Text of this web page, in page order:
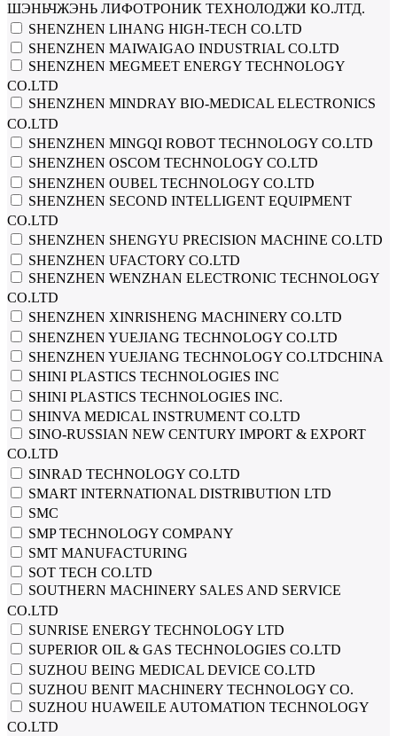
ШЭНЬЧЖЭНЬ ЛИФОТРОНИК ТЕХНОЛОДЖИ КО.ЛТД.
SHENZHEN LIHANG HIGH-TECH CO.LTD
SHENZHEN MAIWAIGAO INDUSTRIAL CO.LTD
SHENZHEN MEGMEET ENERGY TECHNOLOGY
CO.LTD
SHENZHEN MINDRAY BIO-MEDICAL ELECTRONICS
CO.LTD
SHENZHEN MINGQI ROBOT TECHNOLOGY CO.LTD
SHENZHEN OSCOM TECHNOLOGY CO.LTD
SHENZHEN OUBEL TECHNOLOGY CO.LTD
SHENZHEN SECOND INTELLIGENT EQUIPMENT
CO.LTD
SHENZHEN SHENGYU PRECISION MACHINE CO.LTD
SHENZHEN UFACTORY CO.LTD
SHENZHEN WENZHAN ELECTRONIC TECHNOLOGY
CO.LTD
SHENZHEN XINRISHENG MACHINERY CO.LTD
SHENZHEN YUEJIANG TECHNOLOGY CO.LTD
SHENZHEN YUEJIANG TECHNOLOGY CO.LTDCHINA
SHINI PLASTICS TECHNOLOGIES INC
SHINI PLASTICS TECHNOLOGIES INC.
SHINVA MEDICAL INSTRUMENT CO.LTD
SINO-RUSSIAN NEW CENTURY IMPORT & EXPORT
CO.LTD
SINRAD TECHNOLOGY CO.LTD
SMART INTERNATIONAL DISTRIBUTION LTD
SMC
SMP TECHNOLOGY COMPANY
SMT MANUFACTURING
SOT TECH CO.LTD
SOUTHERN MACHINERY SALES AND SERVICE
CO.LTD
SUNRISE ENERGY TECHNOLOGY LTD
SUPERIOR OIL & GAS TECHNOLOGIES CO.LTD
SUZHOU BEING MEDICAL DEVICE CO.LTD
SUZHOU BENIT MACHINERY TECHNOLOGY CO.
SUZHOU HUAWEILE AUTOMATION TECHNOLOGY
CO.LTD